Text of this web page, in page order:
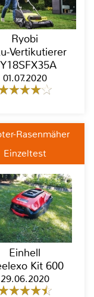
Ryobi
Vertikutierer
01.07.2020
Rasenmäher
Einzeltest
Einhell
Kit 600
29.06.2020